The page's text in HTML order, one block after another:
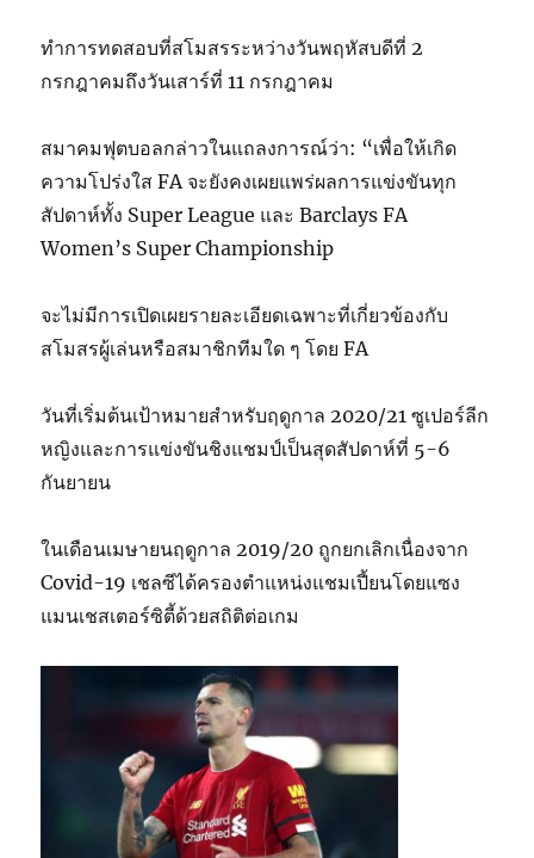
ทำการทดสอบที่สโมสรระหว่างวันพฤหัสบดีที่ 2
กรกฎาคมถึงวันเสาร์ที่ 11 กรกฎาคม
สมาคมฟุตบอลกล่าวในแถลงการณ์ว่า: “เพื่อให้เกิด
ความโปร่งใส FA จะยังคงเผยแพร่ผลการแข่งขันทุก
สัปดาห์ทั้ง Super League และ Barclays FA
Women’s Super Championship
จะไม่มีการเปิดเผยรายละเอียดเฉพาะที่เกี่ยวข้องกับ
สโมสรผู้เล่นหรือสมาชิกทีมใด ๆ โดย FA
วันที่เริ่มต้นเป้าหมายสำหรับฤดูกาล 2020/21 ซูเปอร์ลีก
หญิงและการแข่งขันชิงแชมป์เป็นสุดสัปดาห์ที่ 5-6
กันยายน
ในเดือนเมษายนฤดูกาล 2019/20 ถูกยกเลิกเนื่องจาก
Covid-19 เชลซีได้ครองตำแหน่งแชมเปี้ยนโดยแซง
แมนเชสเตอร์ซิตี้ด้วยสถิติต่อเกม